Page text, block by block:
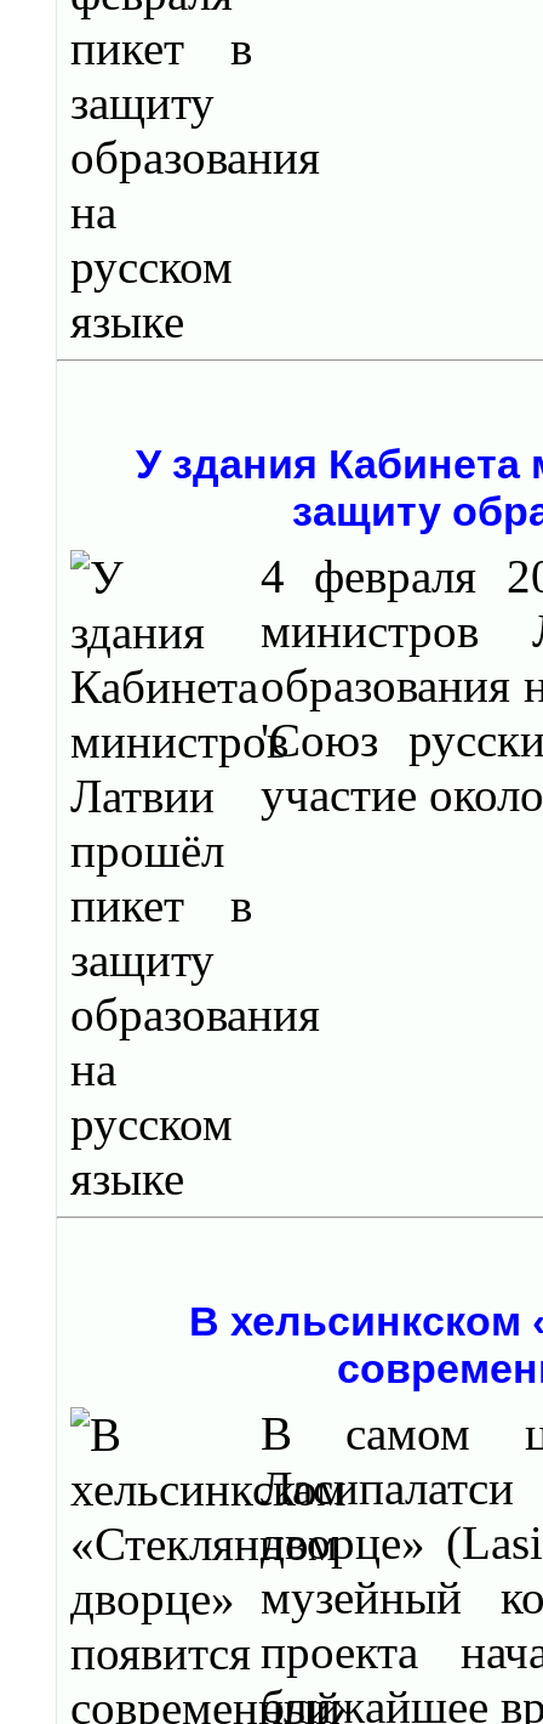
У здания
защиту
4 февраля
образования
'Союз
участие
В хельсинкском
В самом
дворце»
музейный
проекта
ближайшее